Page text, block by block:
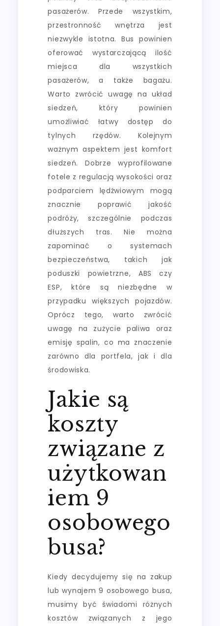
pasażerów. Przede wszystkim,
przestronność wnętrza jest
niezwykle istotna. Bus powinien
oferować wystarczającą ilość
miejsca dla wszystkich
pasażerów, a także bagażu.
Warto zwrócić uwagę na układ
siedzeń, który powinien
umożliwiać łatwy dostęp do
tylnych rzędów. Kolejnym
ważnym aspektem jest komfort
siedzeń. Dobrze wyprofilowane
fotele z regulacją wysokości oraz
podparciem lędźwiowym mogą
znacznie poprawić jakość
podróży, szczególnie podczas
dłuższych tras. Nie można
zapominać o systemach
bezpieczeństwa, takich jak
poduszki powietrzne, ABS czy
ESP, które są niezbędne w
przypadku większych pojazdów.
Oprócz tego, warto zwrócić
uwagę na zużycie paliwa oraz
emisję spalin, co ma znaczenie
zarówno dla portfela, jak i dla
środowiska.
Jakie są
koszty
związane z
użytkowan
iem 9
osobowego
busa?
Kiedy decydujemy się na zakup
lub wynajem 9 osobowego busa,
musimy być świadomi różnych
kosztów związanych z jego